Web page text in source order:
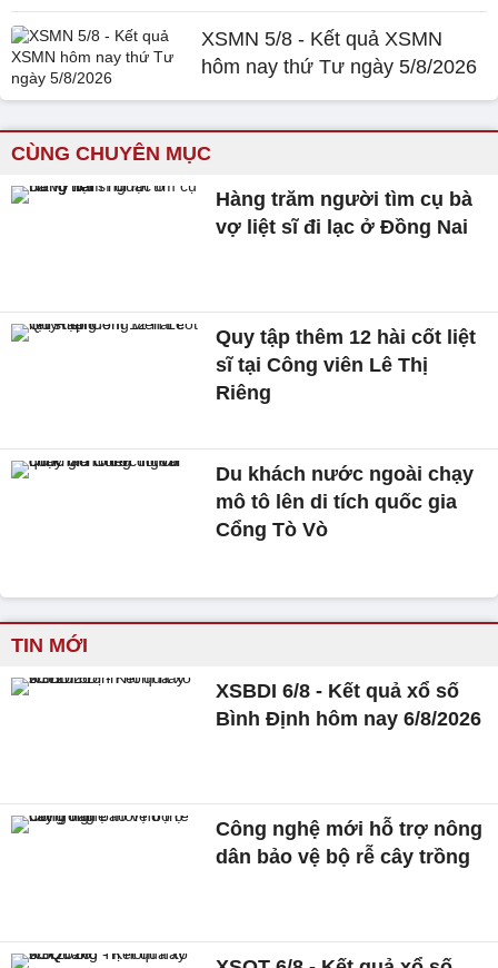
XSMN 5/8 - Kết quả XSMN
hôm nay thứ Tư ngày 5/8/2026
CÙNG CHUYÊN MỤC
Hàng trăm người tìm cụ bà
vợ liệt sĩ đi lạc ở Đồng Nai
Quy tập thêm 12 hài cốt liệt
sĩ tại Công viên Lê Thị
Riêng
Du khách nước ngoài chạy
mô tô lên di tích quốc gia
Cổng Tò Vò
TIN MỚI
XSBDI 6/8 - Kết quả xổ số
Bình Định hôm nay 6/8/2026
Công nghệ mới hỗ trợ nông
dân bảo vệ bộ rễ cây trồng